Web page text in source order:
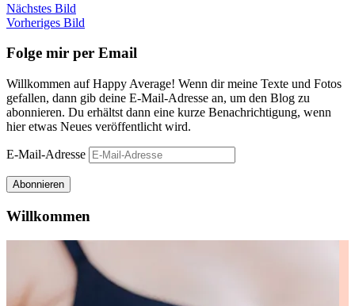
Nächstes Bild
Vorheriges Bild
Folge mir per Email
Willkommen auf Happy Average! Wenn dir meine Texte und Fotos
gefallen, dann gib deine E-Mail-Adresse an, um den Blog zu
abonnieren. Du erhältst dann eine kurze Benachrichtigung, wenn
hier etwas Neues veröffentlicht wird.
E-Mail-Adresse
Abonnieren
Willkommen